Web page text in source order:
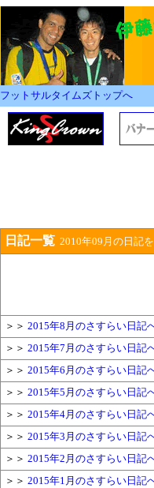
フットサルタイムズトップへ
日記一覧 2010年09月の日記
＞＞ 2015年8月のさすらい日記
＞＞ 2015年7月のさすらい日記
＞＞ 2015年6月のさすらい日記
＞＞ 2015年5月のさすらい日記
＞＞ 2015年4月のさすらい日記
＞＞ 2015年3月のさすらい日記
＞＞ 2015年2月のさすらい日記
＞＞ 2015年1月のさすらい日記